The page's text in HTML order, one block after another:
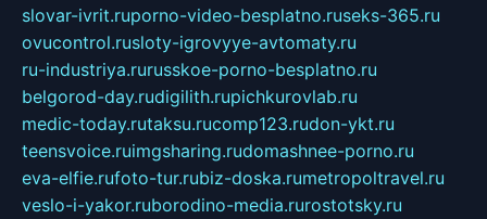
slovar-ivrit.ruporno-video-besplatno.ruseks-365.ru
ovucontrol.rusloty-igrovyye-avtomaty.ru
ru-industriya.rurusskoe-porno-besplatno.ru
belgorod-day.rudigilith.rupichkurovlab.ru
medic-today.rutaksu.rucomp123.rudon-ykt.ru
teensvoice.ruimgsharing.rudomashnee-porno.ru
eva-elfie.rufoto-tur.rubiz-doska.rumetropoltravel.ru
veslo-i-yakor.ruborodino-media.rurostotsky.ru